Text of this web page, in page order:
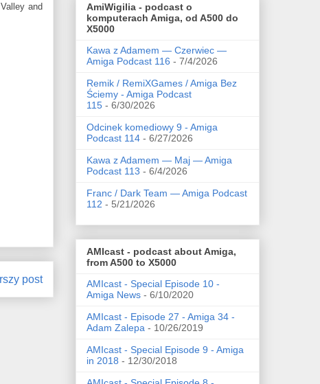
and
post
AmiWigilia - podcast o
komputerach Amiga, od A500 do
X5000
Kawa z Adamem — Czerwiec —
Amiga Podcast 116 - 7/4/2026
Remik / RemiXGames / Amiga Bez
Ściemy - Amiga Podcast
115 - 6/30/2026
Odcinek komediowy 9 - Amiga
Podcast 114 - 6/27/2026
Kawa z Adamem — Maj — Amiga
Podcast 113 - 6/4/2026
Franc / Dark Team — Amiga Podcast
112 - 5/21/2026
AMIcast - podcast about Amiga,
from A500 to X5000
AMIcast - Special Episode 10 -
Amiga News - 6/10/2020
AMIcast - Episode 27 - Amiga 34 -
Adam Zalepa - 10/26/2019
AMIcast - Special Episode 9 - Amiga
in 2018 - 12/30/2018